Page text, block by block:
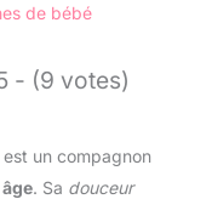
de bébé
- (9 votes)
est un compagnon
. Sa douceur